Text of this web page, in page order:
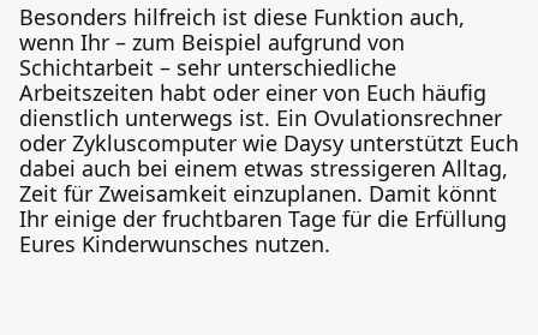
Besonders hilfreich ist diese Funktion auch,
wenn Ihr – zum Beispiel aufgrund von
Schichtarbeit – sehr unterschiedliche
Arbeitszeiten habt oder einer von Euch häufig
dienstlich unterwegs ist. Ein Ovulationsrechner
oder Zykluscomputer wie Daysy unterstützt Euch
dabei auch bei einem etwas stressigeren Alltag,
Zeit für Zweisamkeit einzuplanen. Damit könnt
Ihr einige der fruchtbaren Tage für die Erfüllung
Eures Kinderwunsches nutzen.